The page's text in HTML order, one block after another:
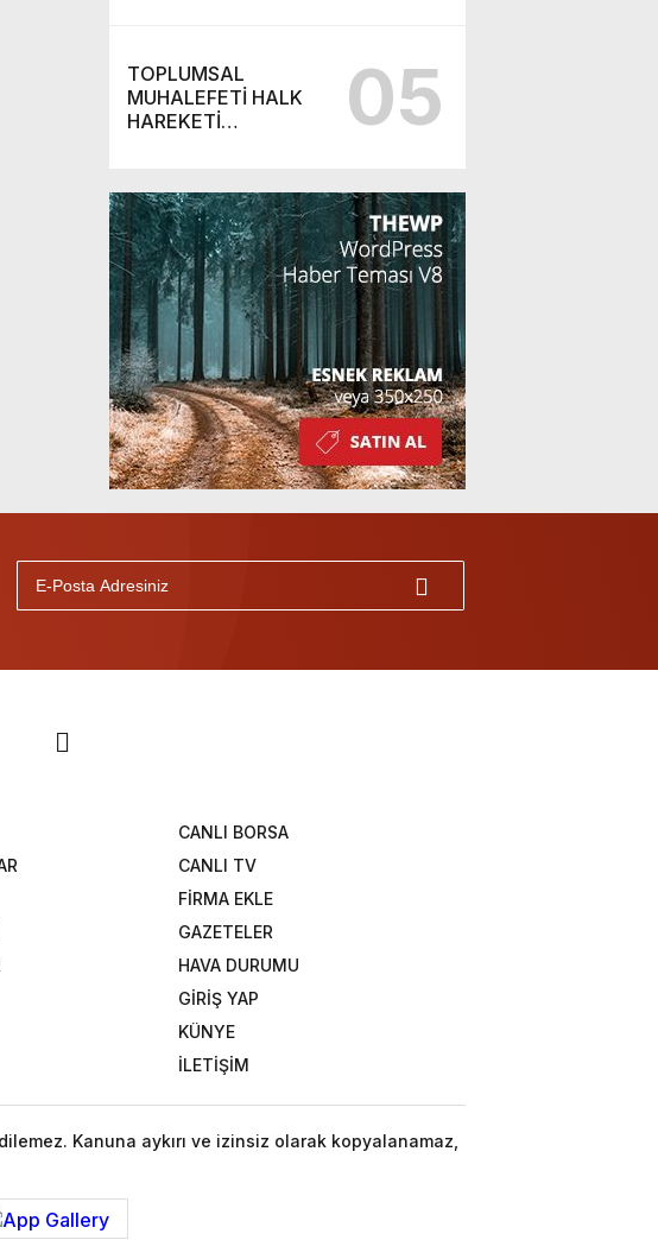
TOPLUMSAL
MUHALEFETİ HALK
HAREKETİ
05
CANLI BORSA
CANLI TV
FİRMA EKLE
GAZETELER
HAVA DURUMU
GİRİŞ YAP
KÜNYE
İLETİŞİM
Kanuna aykırı ve izinsiz olarak kopyalanamaz,